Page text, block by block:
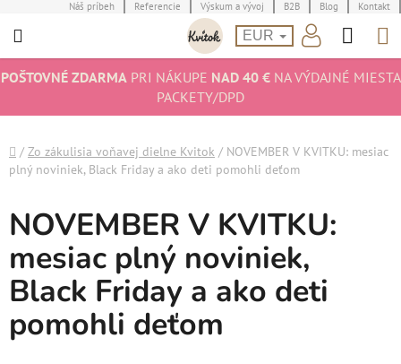
na
Náš príbeh Referencie Výskum a vývoj B2B Blog Kontakt
EUR
POŠTOVNÉ ZDARMAPRI NÁKUPE NAD 40 €NA VÝDAJNÉ MIESTA
PACKETY/DPD
Domov
/ Zo zákulisia voňavej dielne Kvitok / NOVEMBER V KVITKU: mesiac
plný noviniek, Black Friday a ako deti pomohli deťom
NOVEMBER V KVITKU:
mesiac plný noviniek,
Black Friday a ako deti
pomohli deťom